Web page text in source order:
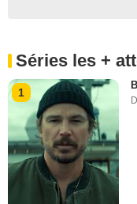
Séries les +
1